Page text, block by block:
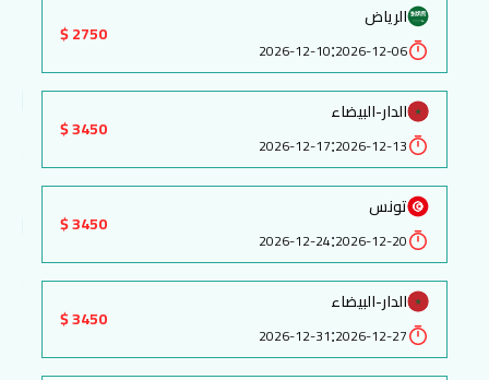
الرياض
2026-12-06
:
2026-12-10
2750 $
الدار-البيضاء
2026-12-13
:
2026-12-17
3450 $
تونس
2026-12-20
:
2026-12-24
3450 $
الدار-البيضاء
2026-12-27
:
2026-12-31
3450 $